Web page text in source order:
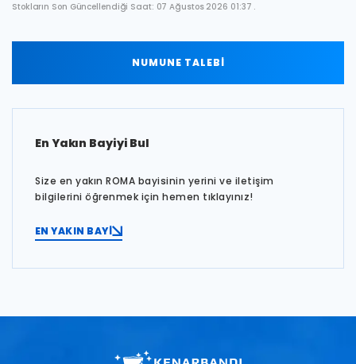
Stokların Son Güncellendiği Saat: 07 Ağustos 2026 01:37 .
NUMUNE TALEBİ
En Yakın Bayiyi Bul
Size en yakın ROMA bayisinin yerini ve iletişim
bilgilerini öğrenmek için hemen tıklayınız!
EN YAKIN BAYİ